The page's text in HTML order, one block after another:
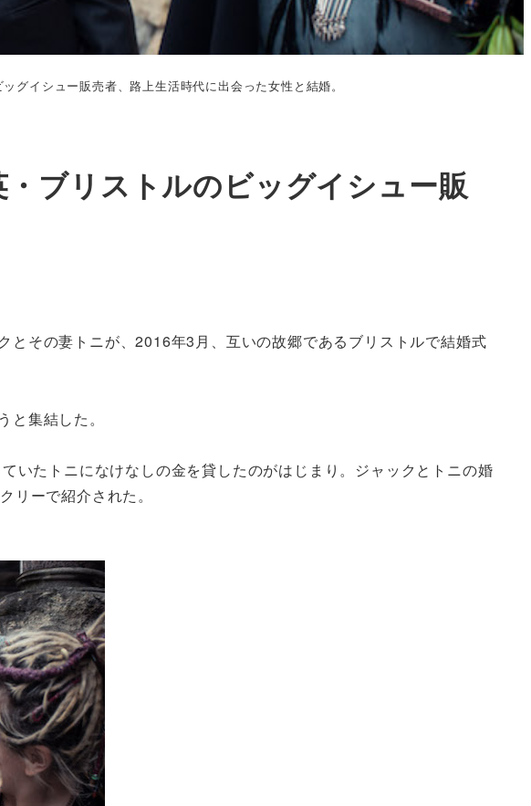
グイシュー販売者、路上生活時代に出会った女性と結婚。
ブリストルのビッグイシュー販
その妻トニが、2016年3月、互いの故郷であるブリストルで結婚式
集結した。
いたトニになけなしの金を貸したのがはじまり。ジャックとトニの婚
ーで紹介された。